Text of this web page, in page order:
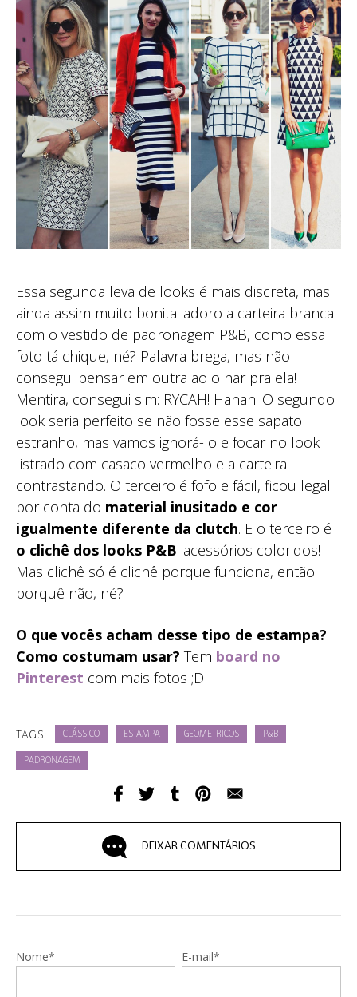
Essa segunda leva de looks é mais discreta, mas
ainda assim muito bonita: adoro a carteira branca
com o vestido de padronagem P&B, como essa
foto tá chique, né? Palavra brega, mas não
consegui pensar em outra ao olhar pra ela!
Mentira, consegui sim: RYCAH! Hahah! O segundo
look seria perfeito se não fosse esse sapato
estranho, mas vamos ignorá-lo e focar no look
listrado com casaco vermelho e a carteira
contrastando. O terceiro é fofo e fácil, ficou legal
por conta do material inusitado e cor
igualmente diferente da clutch. E o terceiro é
o clichê dos looks P&B: acessórios coloridos!
Mas clichê só é clichê porque funciona, então
porquê não, né?
O que vocês acham desse tipo de estampa?
Como costumam usar? Tem board no
Pinterest com mais fotos ;D
TAGS: CLÁSSICO ESTAMPA GEOMETRICOS P&B
PADRONAGEM
DEIXAR COMENTÁRIOS
Nome* E-mail*